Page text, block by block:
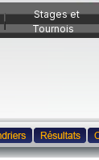
Stages et
Tournois